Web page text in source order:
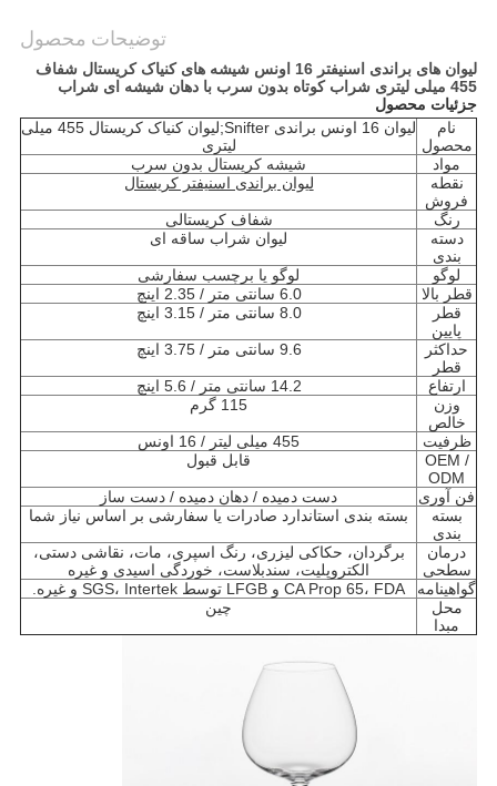
توضیحات محصول
لیوان های براندی اسنیفتر 16 اونس شیشه های کنیاک کریستال شفاف
455 میلی لیتری شراب کوتاه بدون سرب با دهان شیشه ای شراب
جزئیات محصول
نام
محصول
لیوان 16 اونس براندی Snifter;لیوان کنیاک کریستال 455 میلی
لیتری
مواد
شیشه کریستال بدون سرب
نقطه
فروش
لیوان براندی اسنیفتر کریستال
رنگ
شفاف کریستالی
دسته
بندی
لیوان شراب ساقه ای
لوگو
لوگو یا برچسب سفارشی
قطر بالا
6.0 سانتی متر / 2.35 اینچ
قطر
پایین
8.0 سانتی متر / 3.15 اینچ
حداکثر
قطر
9.6 سانتی متر / 3.75 اینچ
ارتفاع
14.2 سانتی متر / 5.6 اینچ
وزن
خالص
115 گرم
ظرفیت
455 میلی لیتر / 16 اونس
OEM /
ODM
قابل قبول
فن آوری
دست دمیده / دهان دمیده / دست ساز
بسته
بندی
بسته بندی استاندارد صادرات یا سفارشی بر اساس نیاز شما
درمان
سطحی
برگردان، حکاکی لیزری، رنگ اسپری، مات، نقاشی دستی،
الکتروپلیت، سندبلاست، خوردگی اسیدی و غیره
گواهینامه
CA Prop 65، FDA و LFGB توسط SGS، Intertek و غیره.
محل
مبدا
چین